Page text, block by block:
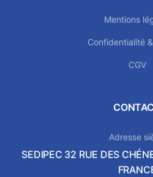
Mentions
Confidentialité
CGV
Adresse
SEDIPEC 32 RUE DES